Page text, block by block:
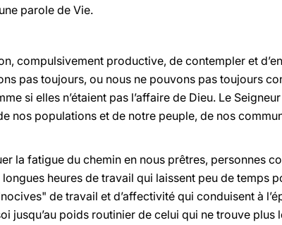
parole de Vie.
compulsivement productive, de contempler et
pas toujours, ou nous ne pouvons pas toujours
si elles n’étaient pas l’affaire de Dieu. Le
nos populations et de notre peuple, de nos
la fatigue du chemin en nous prêtres, personnes
heures de travail qui laissent peu de temps
de travail et d’affectivité qui conduisent à
jusqu’au poids routinier de celui qui ne trouve plus